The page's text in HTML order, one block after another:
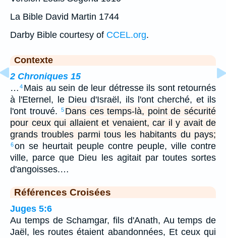
La Bible David Martin 1744
Darby Bible courtesy of CCEL.org.
Contexte
2 Chroniques 15
… 4 Mais au sein de leur détresse ils sont retournés
à l'Eternel, le Dieu d'Israël, ils l'ont cherché, et ils
l'ont trouvé.
5 Dans ces temps-là, point de sécurité
pour ceux qui allaient et venaient, car il y avait de
grands troubles parmi tous les habitants du pays;
6on se heurtait peuple contre peuple, ville contre
ville, parce que Dieu les agitait par toutes sortes
d'angoisses.…
Références Croisées
Juges 5:6
Au temps de Schamgar, fils d'Anath, Au temps de
Jaël, les routes étaient abandonnées, Et ceux qui